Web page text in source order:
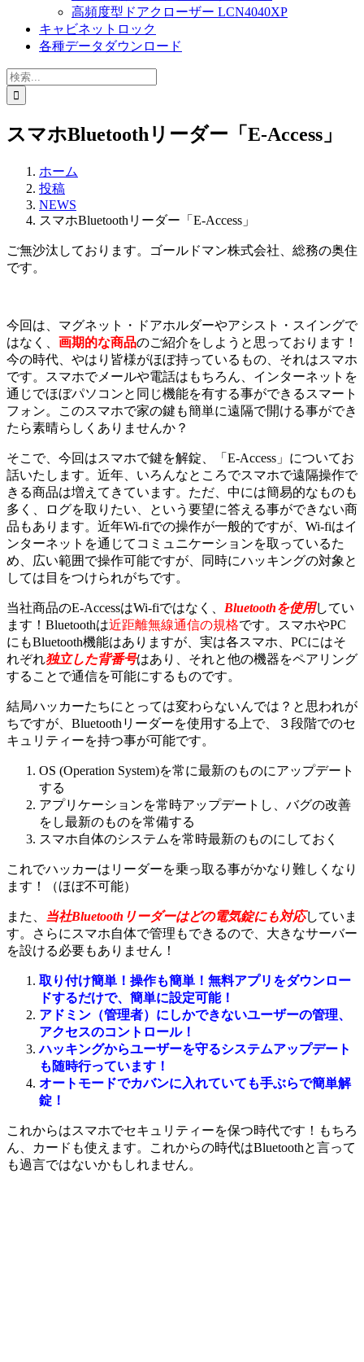
高頻度型ドアクローザー LCN4040XP
キャビネットロック
各種データダウンロード
検
索
…
スマホBluetoothリーダー「E-Access」
ホーム
投稿
NEWS
スマホBluetoothリーダー「E-Access」
ご無沙汰しております。ゴールドマン株式会社、総務の奥住
です。
今回は、マグネット・ドアホルダーやアシスト・スイングで
はなく、 画期的な商品のご紹介をしようと思っております！
今の時代、やはり皆様がほぼ持っているもの、それはスマホ
です。スマホでメールや電話はもちろん、インターネットを
通じでほぼパソコンと同じ機能を有する事ができるスマート
フォン。このスマホで家の鍵も簡単に遠隔で開ける事ができ
たら素晴らしくありませんか？
そこで、今回はスマホで鍵を解錠、「E-Access」についてお
話いたします。近年、いろんなところでスマホで遠隔操作で
きる商品は増えてきています。ただ、中には簡易的なものも
多く、ログを取りたい、という要望に答える事ができない商
品もあります。近年Wi-fiでの操作が一般的ですが、Wi-fiはイ
ンターネットを通じてコミュニケーションを取っているた
め、広い範囲で操作可能ですが、同時にハッキングの対象と
しては目をつけられがちです。
当社商品のE-AccessはWi-fiではなく、 Bluetoothを使用してい
ます！Bluetoothは近距離無線通信の規格です。スマホやPC
にもBluetooth機能はありますが、実は各スマホ、PCにはそ
れぞれ独立した背番号はあり、それと他の機器をペアリング
することで通信を可能にするものです。
結局ハッカーたちにとっては変わらないんでは？と思われが
ちですが、Bluetoothリーダーを使用する上で、３段階でのセ
キュリティーを持つ事が可能です。
OS (Operation System)を常に最新のものにアップデート
する
アプリケーションを常時アップデートし、バグの改善
をし最新のものを常備する
スマホ自体のシステムを常時最新のものにしておく
これでハッカーはリーダーを乗っ取る事がかなり難しくなり
ます！（ほぼ不可能）
また、 当社Bluetoothリーダーはどの電気錠にも対応していま
す。さらにスマホ自体で管理もできるので、大きなサーバー
を設ける必要もありません！
取り付け簡単！操作も簡単！無料アプリをダウンロー
ドするだけで、簡単に設定可能！
アドミン（管理者）にしかできないユーザーの管理、
アクセスのコントロール！
ハッキングからユーザーを守るシステムアップデート
も随時行っています！
オートモードでカバンに入れていても手ぶらで簡単解
錠！
これからはスマホでセキュリティーを保つ時代です！もちろ
ん、カードも使えます。これからの時代はBluetoothと言って
も過言ではないかもしれません。